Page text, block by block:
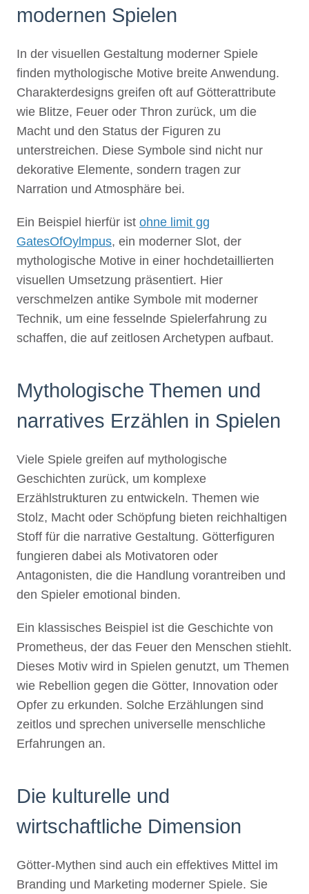
modernen Spielen
In der visuellen Gestaltung moderner Spiele
finden mythologische Motive breite Anwendung.
Charakterdesigns greifen oft auf Götterattribute
wie Blitze, Feuer oder Thron zurück, um die
Macht und den Status der Figuren zu
unterstreichen. Diese Symbole sind nicht nur
dekorative Elemente, sondern tragen zur
Narration und Atmosphäre bei.
Ein Beispiel hierfür ist ohne limit gg
GatesOfOylmpus, ein moderner Slot, der
mythologische Motive in einer hochdetaillierten
visuellen Umsetzung präsentiert. Hier
verschmelzen antike Symbole mit moderner
Technik, um eine fesselnde Spielerfahrung zu
schaffen, die auf zeitlosen Archetypen aufbaut.
Mythologische Themen und
narratives Erzählen in Spielen
Viele Spiele greifen auf mythologische
Geschichten zurück, um komplexe
Erzählstrukturen zu entwickeln. Themen wie
Stolz, Macht oder Schöpfung bieten reichhaltigen
Stoff für die narrative Gestaltung. Götterfiguren
fungieren dabei als Motivatoren oder
Antagonisten, die die Handlung vorantreiben und
den Spieler emotional binden.
Ein klassisches Beispiel ist die Geschichte von
Prometheus, der das Feuer den Menschen stiehlt.
Dieses Motiv wird in Spielen genutzt, um Themen
wie Rebellion gegen die Götter, Innovation oder
Opfer zu erkunden. Solche Erzählungen sind
zeitlos und sprechen universelle menschliche
Erfahrungen an.
Die kulturelle und
wirtschaftliche Dimension
Götter-Mythen sind auch ein effektives Mittel im
Branding und Marketing moderner Spiele. Sie